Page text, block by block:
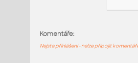
Komentáře:
Nejste přihlášeni - nelze připojit